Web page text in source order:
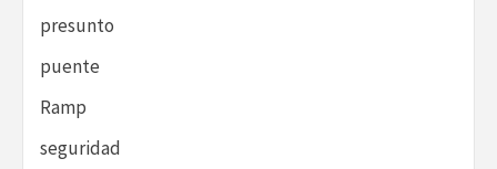
presunto
puente
Ramp
seguridad